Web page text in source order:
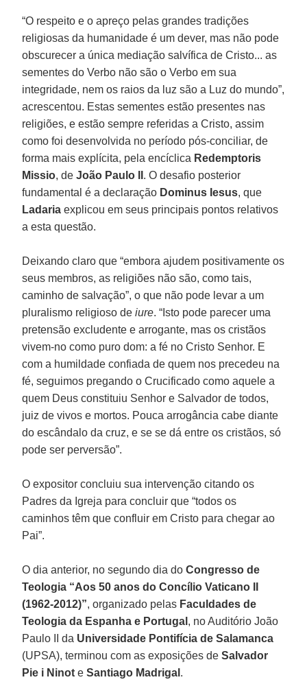
“O respeito e o apreço pelas grandes tradições
religiosas da humanidade é um dever, mas não pode
obscurecer a única mediação salvífica de Cristo... as
sementes do Verbo não são o Verbo em sua
integridade, nem os raios da luz são a Luz do mundo”,
acrescentou. Estas sementes estão presentes nas
religiões, e estão sempre referidas a Cristo, assim
como foi desenvolvida no período pós-conciliar, de
forma mais explícita, pela encíclica Redemptoris
Missio, deJoão Paulo II . O desafio posterior
fundamental é a declaração Dominus Iesus, que
Ladariaexplicou em seus principais pontos relativos
a esta questão.
Deixando claro que “embora ajudem positivamente os
seus membros, as religiões não são, como tais,
caminho de salvação”, o que não pode levar a um
pluralismo religioso deiure. “Isto pode parecer uma
pretensão excludente e arrogante, mas os cristãos
vivem-no como puro dom: a fé no Cristo Senhor. E
com a humildade confiada de quem nos precedeu na
fé, seguimos pregando o Crucificado como aquele a
quem Deus constituiu Senhor e Salvador de todos,
juiz de vivos e mortos. Pouca arrogância cabe diante
do escândalo da cruz, e se se dá entre os cristãos, só
pode ser perversão”.
O expositor concluiu sua intervenção citando os
Padres da Igreja para concluir que “todos os
caminhos têm que confluir em Cristo para chegar ao
Pai”.
O dia anterior, no segundo dia doCongresso de
Teologia “Aos 50 anos do Concílio Vaticano II
(1962-2012)”, organizado pelas Faculdades de
Teologia da Espanha e Portugal , no Auditório João
Paulo II da Universidade Pontifícia de Salamanca
(UPSA), terminou com as exposições deSalvador
Pie i Ninot eSantiago Madrigal .